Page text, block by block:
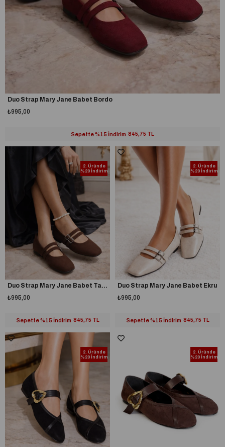
Duo Strap Mary Jane Babet Bordo
₺995,00
Sepette %15 İndirim 845,75 TL
2. Üründe
%20 İndirim
Duo Strap Mary Jane Babet Taba
₺995,00
Sepette %15 İndirim 845,75 TL
2. Üründe
%20 İndirim
Duo Strap Mary Jane Babet Ekru
₺995,00
Sepette %15 İndirim 845,75 TL
2. Üründe
%20 İndirim
2. Üründe
%20 İndirim